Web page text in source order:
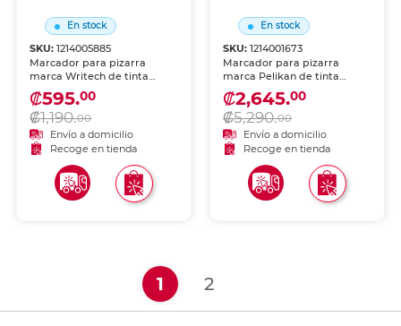
En stock
SKU:1214005885
Marcador para pizarra
marca Writech de tinta
borrable en seco. Trazo
nítido y colores vibrantes
para presentaciones, aulas y
oficinas. Se borra fácilmente
sin dejar residuos.
₡595.00
₡1,190.00
Envío a domicilio
Recoge en tienda
En stock
SKU: 1214001673
Marcador para pizarra
marca Pelikan de tinta
borrable en seco. Trazo
nítido y colores vibrantes
para presentaciones, aulas y
oficinas. Se borra fácilmente
sin dejar residuos.
₡2,645.00
₡5,290.00
Envío a domicilio
Recoge en tienda
1(current)
2